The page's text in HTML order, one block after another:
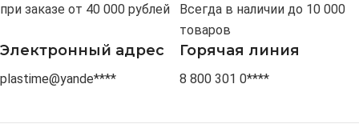
при заказе от 40 000 рублей
Всегда в наличии до 10 000
товаров
Электронный адрес
plastime@yande****
Горячая линия
8 800 301 0****